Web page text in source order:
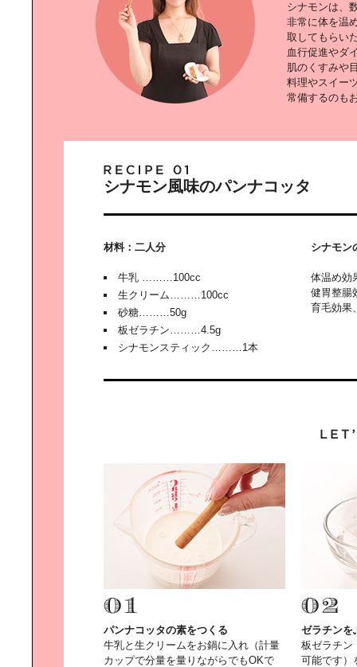
シナモンは、
非常に体を温
取してもらい
血行促進やダ
肌のくすみや
料理やスイー
常備するのも
シナモン風味のパンナコッタ
材料：二人分
牛乳 ………100cc
生クリーム………100cc
砂糖………50g
板ゼラチン………4.5g
シナモンスティック………1本
シナモン
体温め効
健胃整腸
育毛効果
パンナコッタの素をつくる
牛乳と生クリームをお鍋に入れ（計量
カップで分量を量りながらでもOKで
ゼラチンを
板ゼラチン
可能です）
新たな可能性を生み出す場所｜
「Innovation Space DEJIMA」
猫写真家に学ぶ撮影術
RELAX BATH TIME｜上田祥子さん
に学ぶバスグッズ
「FOOD FOR THOUGHT」｜渡辺
有子さんに学ぶ器選び